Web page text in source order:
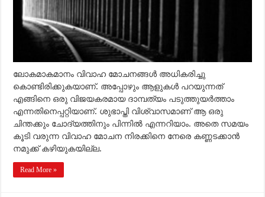
ലോകമാകമാനം വിവാഹ മോചനങ്ങള്‍ അധികരിച്ചു
കൊണ്ടിരിക്കുകയാണ്. അപ്പോഴും ആളുകള്‍ പറയുന്നത്
എങ്ങിനെ ഒരു വിജയകരമായ ദാമ്പത്യം പടുത്തുയര്‍ത്താം
എന്നതിനെപ്പറ്റിയാണ്. ശുഭാപ്തി വിശ്വാസമാണ് ആ ഒരു
ചിന്തക്കും ചോദ്യത്തിനും പിന്നില്‍ എന്നറിയാം. അതെ സമയം
കൂടി വരുന്ന വിവാഹ മോചന നിരക്കിനെ നേരെ കണ്ണടക്കാന്‍
നമുക്ക് കഴിയുകയില്ല.
Read More »